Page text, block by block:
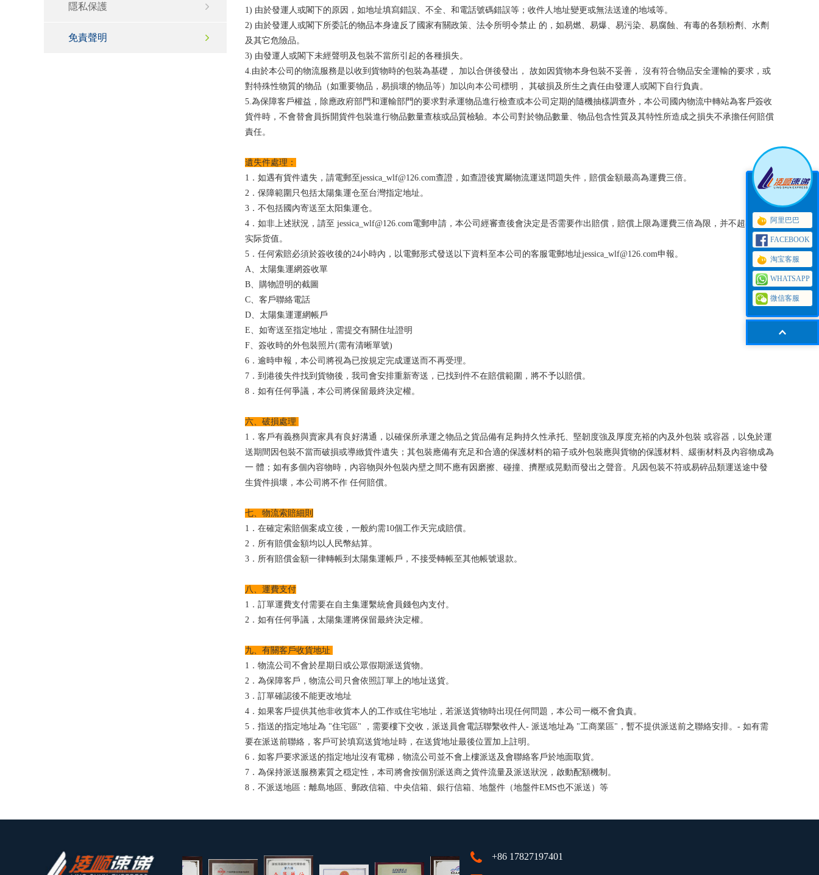
隱私保護
免責聲明
1) 由於發運人或閣下的原因，如地址填寫錯誤、不全、和電話號碼錯誤等；收件人地址變更或無法送達的地域等。
2) 由於發運人或閣下所委託的物品本身違反了國家有關政策、法令所明令禁止 的，如易燃、易爆、易污染、易腐蝕、有毒的各類粉劑、水劑
及其它危險品。
3) 由發運人或閣下未經聲明及包裝不當所引起的各種損失。
4.由於本公司的物流服務是以收到貨物時的包裝為基礎， 加以合併後發出， 故如因貨物本身包裝不妥善， 沒有符合物品安全運輸的要求，或
對特殊性物質的物品（如重要物品，易損壞的物品等）加以向本公司標明， 其破損及所生之責任由發運人或閣下自行負責。
5.為保障客戶權益，除應政府部門和運輸部門的要求對承運物品進行檢查或本公司定期的隨機抽樣調查外，本公司國內物流中轉站為客戶簽收
貨件時，不會替會員拆開貨件包裝進行物品數量查核或品質檢驗。本公司對於物品數量、物品包含性質及其特性所造成之損失不承擔任何賠償
責任。
遺失件處理：
1．如遇有貨件遺失，請電郵至jessica_wlf@126.com查證，如查證後實屬物流運送問題失件，賠償金額最高為運費三倍。
2．保障範圍只包括太陽集運仓至台灣指定地址。
3．不包括國內寄送至太阳集運仓。
4．如非上述狀況，請至 jessica_wlf@126.com電郵申請，本公司經審查後會決定是否需要作出賠償，賠償上限為運費三倍為限，并不超出货物
实际货值。
5．任何索賠必須於簽收後的24小時內，以電郵形式發送以下資料至本公司的客服電郵地址jessica_wlf@126.com申報。
A、太陽集運網簽收單
B、購物證明的截圖
C、客戶聯絡電話
D、太陽集運運網帳戶
E、如寄送至指定地址，需提交有關住址證明
F、簽收時的外包裝照片(需有清晰單號)
6．逾時申報，本公司將視為已按規定完成運送而不再受理。
7．到港後失件找到貨物後，我司會安排重新寄送，已找到件不在賠償範圍，將不予以賠償。
8．如有任何爭議，本公司將保留最終決定權。
六、破損處理
1．客戶有義務與賣家具有良好溝通，以確保所承運之物品之貨品備有足夠持久性承托、堅韌度強及厚度充裕的內及外包裝 或容器，以免於運
送期間因包裝不當而破損或導緻貨件遺失；其包裝應備有充足和合適的保護材料的箱子或外包裝應與貨物的保護材料、緩衝材料及內容物成為
一 體；如有多個內容物時，內容物與外包裝內壁之間不應有因磨擦、碰撞、擠壓或晃動而發出之聲音。凡因包装不符或易碎品類運送途中發
生貨件損壞，本公司將不作 任何賠償。
七、物流索賠細則
1．在確定索賠個案成立後，一般約需10個工作天完成賠償。
2．所有賠償金額均以人民幣結算。
3．所有賠償金額一律轉帳到太陽集運帳戶，不接受轉帳至其他帳號退款。
八、運費支付
1．訂單運費支付需要在自主集運繫統會員錢包內支付。
2．如有任何爭議，太陽集運將保留最終決定權。
九、有關客戶收貨地址
1．物流公司不會於星期日或公眾假期派送貨物。
2．為保障客戶，物流公司只會依照訂單上的地址送貨。
3．訂單確認後不能更改地址
4．如果客戶提供其他非收貨本人的工作或住宅地址，若派送貨物時出現任何問題，本公司一概不會負責。
5．指送的指定地址為 "住宅區" ，需要樓下交收，派送員會電話聯繫收件人- 派送地址為 "工商業區"，暫不提供派送前之聯絡安排。- 如有需
要在派送前聯絡，客戶可於填寫送貨地址時，在送貨地址最後位置加上註明。
6．如客戶要求派送的指定地址沒有電梯，物流公司並不會上樓派送及會聯絡客戶於地面取貨。
7．為保持派送服務素質之穏定性，本司將會按個別派送商之貨件流量及派送狀況，啟動配額機制。
8．不派送地區：離島地區、郵政信箱、中央信箱、銀行信箱、地盤件（地盤件EMS也不派送）等
+86 17827197401
阿里巴巴
FACEBOOK
淘宝客服
WHATSAPP
微信客服